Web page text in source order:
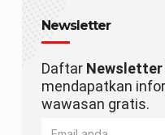
Newsletter
Daftar Newsletter
mendapatkan
wawasan gratis.